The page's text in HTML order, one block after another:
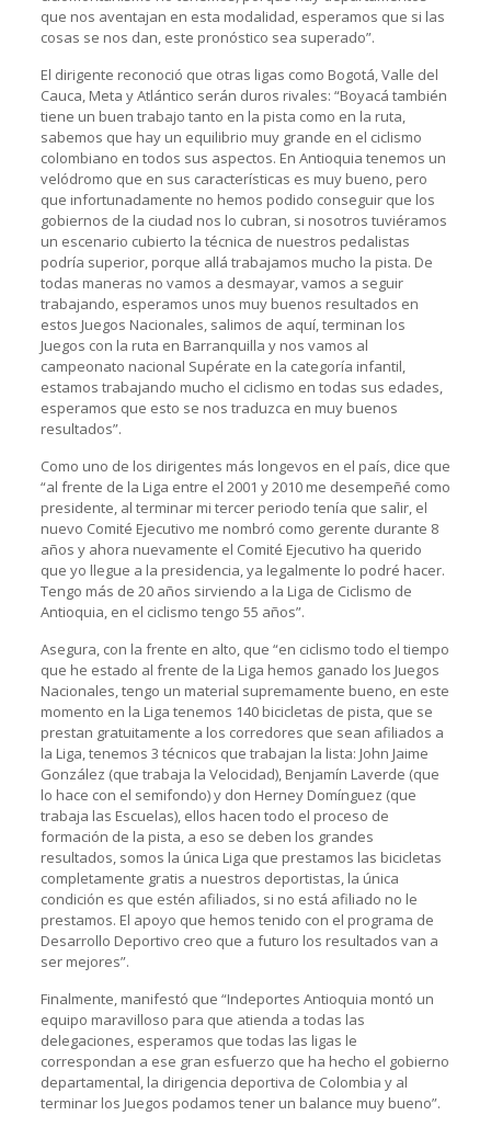
que nos aventajan en esta modalidad, esperamos que si las
cosas se nos dan, este pronóstico sea superado”.
El dirigente reconoció que otras ligas como Bogotá, Valle del
Cauca, Meta y Atlántico serán duros rivales: “Boyacá también
tiene un buen trabajo tanto en la pista como en la ruta,
sabemos que hay un equilibrio muy grande en el ciclismo
colombiano en todos sus aspectos. En Antioquia tenemos un
velódromo que en sus características es muy bueno, pero
que infortunadamente no hemos podido conseguir que los
gobiernos de la ciudad nos lo cubran, si nosotros tuviéramos
un escenario cubierto la técnica de nuestros pedalistas
podría superior, porque allá trabajamos mucho la pista. De
todas maneras no vamos a desmayar, vamos a seguir
trabajando, esperamos unos muy buenos resultados en
estos Juegos Nacionales, salimos de aquí, terminan los
Juegos con la ruta en Barranquilla y nos vamos al
campeonato nacional Supérate en la categoría infantil,
estamos trabajando mucho el ciclismo en todas sus edades,
esperamos que esto se nos traduzca en muy buenos
resultados”.
Como uno de los dirigentes más longevos en el país, dice que
“al frente de la Liga entre el 2001 y 2010 me desempeñé como
presidente, al terminar mi tercer periodo tenía que salir, el
nuevo Comité Ejecutivo me nombró como gerente durante 8
años y ahora nuevamente el Comité Ejecutivo ha querido
que yo llegue a la presidencia, ya legalmente lo podré hacer.
Tengo más de 20 años sirviendo a la Liga de Ciclismo de
Antioquia, en el ciclismo tengo 55 años”.
Asegura, con la frente en alto, que “en ciclismo todo el tiempo
que he estado al frente de la Liga hemos ganado los Juegos
Nacionales, tengo un material supremamente bueno, en este
momento en la Liga tenemos 140 bicicletas de pista, que se
prestan gratuitamente a los corredores que sean afiliados a
la Liga, tenemos 3 técnicos que trabajan la lista: John Jaime
González (que trabaja la Velocidad), Benjamín Laverde (que
lo hace con el semifondo) y don Herney Domínguez (que
trabaja las Escuelas), ellos hacen todo el proceso de
formación de la pista, a eso se deben los grandes
resultados, somos la única Liga que prestamos las bicicletas
completamente gratis a nuestros deportistas, la única
condición es que estén afiliados, si no está afiliado no le
prestamos. El apoyo que hemos tenido con el programa de
Desarrollo Deportivo creo que a futuro los resultados van a
ser mejores”.
Finalmente, manifestó que “Indeportes Antioquia montó un
equipo maravilloso para que atienda a todas las
delegaciones, esperamos que todas las ligas le
correspondan a ese gran esfuerzo que ha hecho el gobierno
departamental, la dirigencia deportiva de Colombia y al
terminar los Juegos podamos tener un balance muy bueno”.